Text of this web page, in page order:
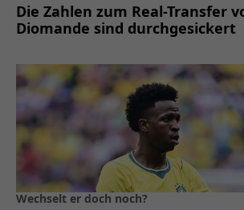
Die Zahlen zum Real-Transfer
Diomande sind durchgesickert
Wechselt er doch noch?